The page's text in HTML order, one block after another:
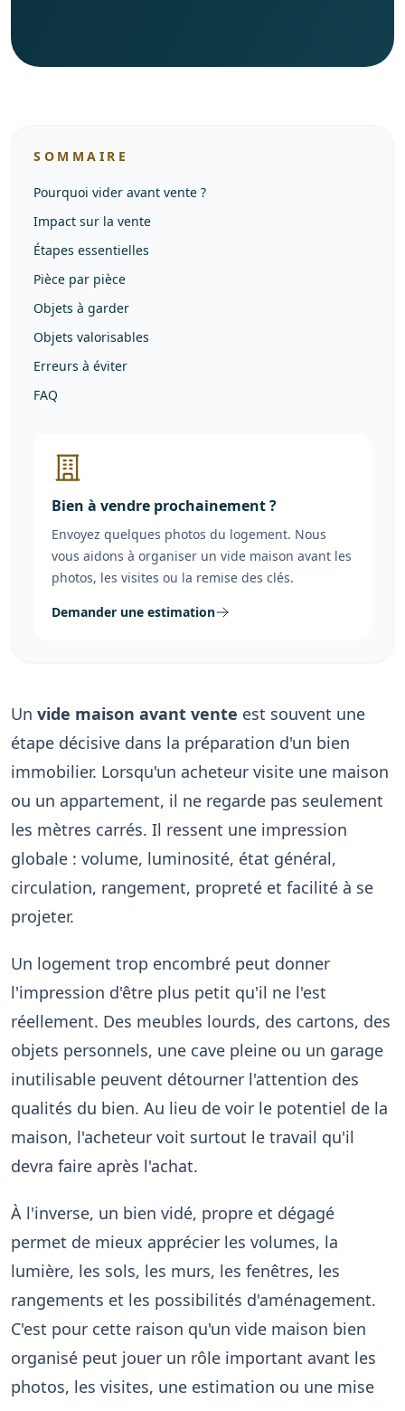
SOMMAIRE
Pourquoi vider avant vente ?
Impact sur la vente
Étapes essentielles
Pièce par pièce
Objets à garder
Objets valorisables
Erreurs à éviter
FAQ
Bien à vendre prochainement ?
Envoyez quelques photos du logement. Nous
vous aidons à organiser un vide maison avant les
photos, les visites ou la remise des clés.
Demander une estimation
Un vide maison avant vente est souvent une
étape décisive dans la préparation d'un bien
immobilier. Lorsqu'un acheteur visite une maison
ou un appartement, il ne regarde pas seulement
les mètres carrés. Il ressent une impression
globale : volume, luminosité, état général,
circulation, rangement, propreté et facilité à se
projeter.
Un logement trop encombré peut donner
l'impression d'être plus petit qu'il ne l'est
réellement. Des meubles lourds, des cartons, des
objets personnels, une cave pleine ou un garage
inutilisable peuvent détourner l'attention des
qualités du bien. Au lieu de voir le potentiel de la
maison, l'acheteur voit surtout le travail qu'il
devra faire après l'achat.
À l'inverse, un bien vidé, propre et dégagé
permet de mieux apprécier les volumes, la
lumière, les sols, les murs, les fenêtres, les
rangements et les possibilités d'aménagement.
C'est pour cette raison qu'un vide maison bien
organisé peut jouer un rôle important avant les
photos, les visites, une estimation ou une mise